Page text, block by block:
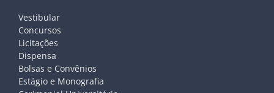
Vestibular
Concursos
Licitações
Dispensa
Bolsas e Convênios
Estágio e Monografia